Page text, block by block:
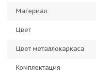
Материал
Цвет
Цвет металлокаркаса
Комплектация